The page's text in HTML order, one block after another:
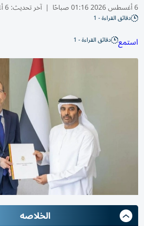
6 أغسطس 2026 01:16 صباحًا | آخر تحديث:6 أغسطس 01:18 2026
دقائق القراءة - 1
استمع دقائق القراءة - 1
الخلاصه